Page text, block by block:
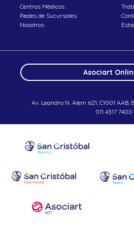
Centros Médicos
Redes de Sucursales
Nosotros
Asociart
Av. Leandro N. Alem 621, C1001
011 4317 7400